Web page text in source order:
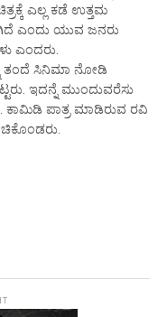
ಎಲ್ಲ ಕಡೆ ಉತ್ತಮ
ಎಂದು ಯುವ ಜನರು
ಎಂದರು.
ತಂದೆ ಸಿನಿಮಾ ನೋಡಿ
ಇದನ್ನೆ ಮುಂದುವರೆಸು
ಕಾಮಿಡಿ ಪಾತ್ರ ಮಾಡಿರುವ ರವಿ